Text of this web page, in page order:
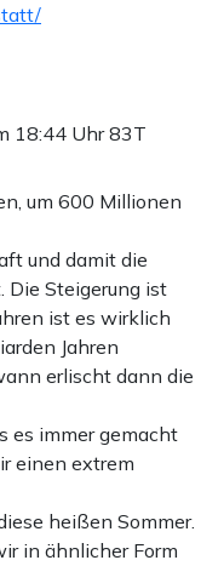
18:44 Uhr83T
um 600 Millionen
und damit die
Die Steigerung ist
ist es wirklich
Jahren
erlischt dann die
es immer gemacht
einen extrem
heißen Sommer.
in ähnlicher Form